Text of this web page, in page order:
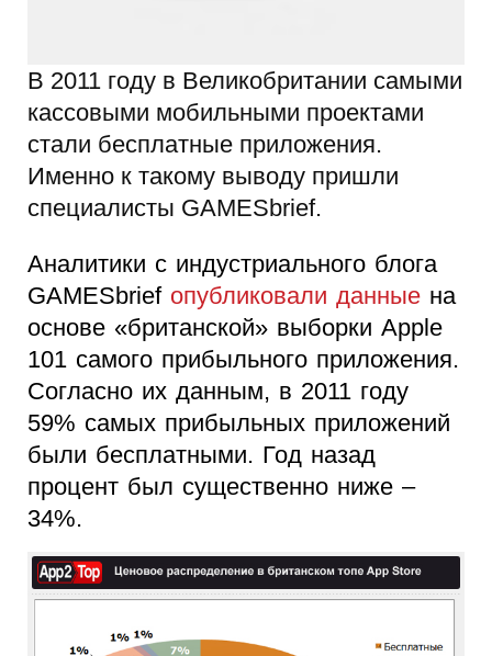
В 2011 году в Великобритании самыми
кассовыми мобильными проектами
стали бесплатные приложения.
Именно к такому выводу пришли
специалисты GAMESbrief.
Аналитики с индустриального блога
GAMESbrief опубликовали данные на
основе «британской» выборки Apple
101 самого прибыльного приложения.
Согласно их данным, в 2011 году
59% самых прибыльных приложений
были бесплатными. Год назад
процент был существенно ниже –
34%.